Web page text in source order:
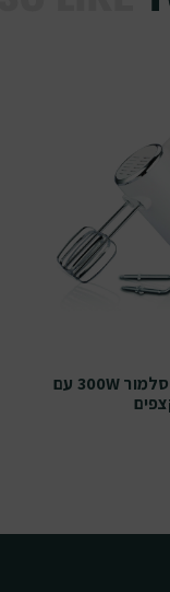
מיקסר יד עוצמתי סלמור 300W עם